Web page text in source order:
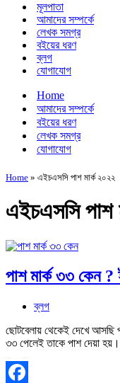
মূলপাতা
আমাদের সম্পর্কে
লেখক সমগ্র
বইয়ের ধরণ
ব্লগ
যোগাযোগ
Home
আমাদের সম্পর্কে
বইয়ের ধরণ
লেখক সমগ্র
যোগাযোগ
Home » এইচএসসি পাশ মার্ক ২০২২
এইচএসসি পাশ
পাশ মার্ক ৩৩ কেন
ব্লগ
ছোটবেলায় থেকেই দেখে আসছি
৩৩ পেলেই তাকে পাশ দেয়া